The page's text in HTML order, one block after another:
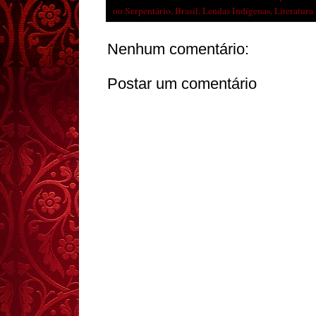
ou Serpentário,Brasil,Lendas Indígenas,Literatura
Nenhum comentário:
Postar um comentário